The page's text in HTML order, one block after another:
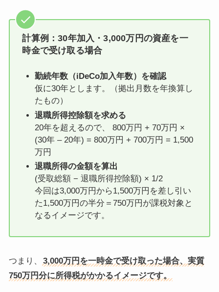
計算例：30年加入・3,000万円の資産を一
時金で受け取る場合
勤続年数（iDeCo加入年数）を確認
仮に30年とします。（拠出月数を年換算し
たもの）
退職所得控除額を求める
20年を超えるので、 800万円 + 70万円 ×
(30年 – 20年) = 800万円 + 700万円 = 1,500
万円
退職所得の金額を算出
(受取総額 − 退職所得控除額) × 1/2
今回は3,000万円から1,500万円を差し引い
た1,500万円の半分＝750万円が課税対象と
なるイメージです。
つまり、
3,000万円を一時金で受け取った場合、実質
750万円分に所得税がかかるイメージです。